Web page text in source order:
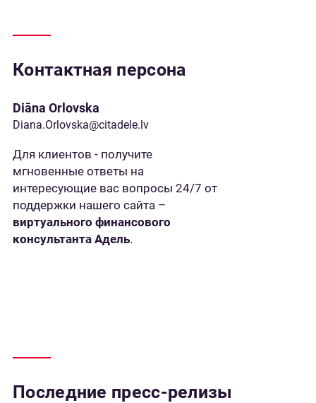
Контактная персона
Diāna Orlovska
Diana.Orlovska@citadele.lv
Для клиентов - получите
мгновенные ответы на
интересующие вас вопросы 24/7 от
поддержки нашего сайта –
виртуального финансового
консультанта Адель.
Последние пресс-релизы